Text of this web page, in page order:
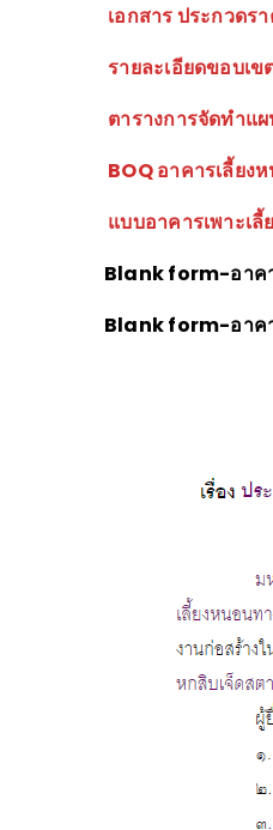
เอกสาร ประกวด
รายละเอียดขอบเ
ตารางการจัดทําแ
BOQ อาคารเลี้ย
แบบอาคารเพาะเ
Blank form-อาค
Blank form-อาค